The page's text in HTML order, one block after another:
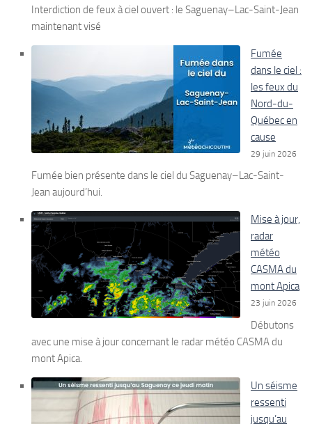
Interdiction de feux à ciel ouvert : le Saguenay–Lac-Saint-Jean
maintenant visé
Fumée
dans le ciel :
les feux du
Nord-du-
Québec en
cause
29 juin 2026
Fumée bien présente dans le ciel du Saguenay–Lac-Saint-
Jean aujourd’hui.
Mise à jour,
radar
météo
CASMA du
mont Apica
23 juin 2026
Débutons
avec une mise à jour concernant le radar météo CASMA du
mont Apica.
Un séisme
ressenti
jusqu’au